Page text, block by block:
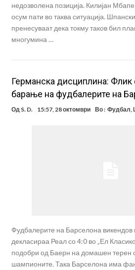
недозволена позиција. Килијан
осум пати во таква ситуација.
пренесуваат дека токму таков бил
многумина …
Германска дисциплина:
барање на фудбалерите на
Од S. D. 15:57, 28 октомври Во : Фудбал
Фудбалерите на Барселона викендов
декласираа Реал со 4:0 во „Ел
подобри од Баерн на домашен терен
шампионите. Така Барселона има